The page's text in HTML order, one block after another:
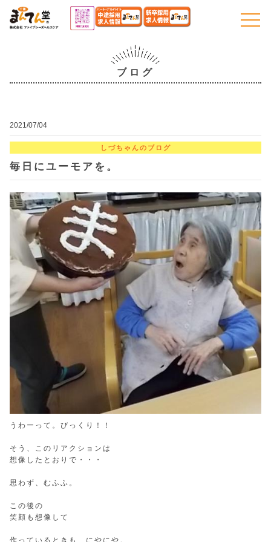
ブログ
2021/07/04
しづちゃんのブログ
毎日にユーモアを。
うわーって。びっくり！！
そう、このリアクションは
想像したとおりで・・・
思わず、むふふ。
この後の
笑顔も想像して
作っているときも、にやにや。